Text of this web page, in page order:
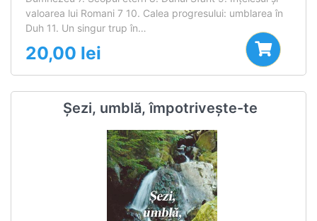
valoarea lui Romani 7 10. Calea progresului: umblarea în
Duh 11. Un singur trup în…
20,00 lei
Șezi, umblă, împotrivește-te